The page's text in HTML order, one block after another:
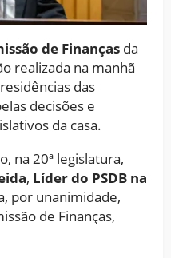
de Finanças da
realizada na manhã
das
decisões e
da casa.
na 20ª legislatura,
, Líder do PSDB na
por unanimidade,
de Finanças,